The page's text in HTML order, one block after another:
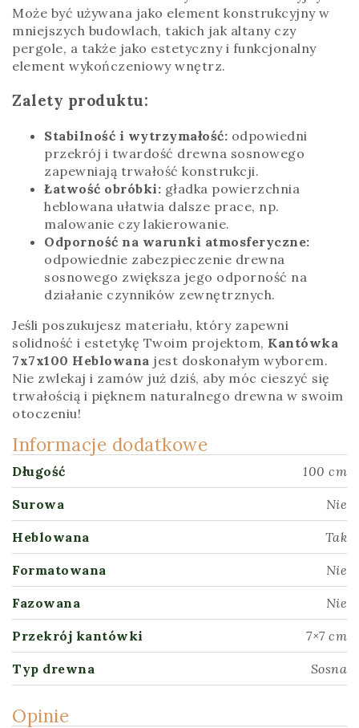
Może być używana jako element konstrukcyjny w
mniejszych budowlach, takich jak altany czy
pergole, a także jako estetyczny i funkcjonalny
element wykończeniowy wnętrz.
Zalety produktu:
Stabilność i wytrzymałość: odpowiedni
przekrój i twardość drewna sosnowego
zapewniają trwałość konstrukcji.
Łatwość obróbki: gładka powierzchnia
heblowana ułatwia dalsze prace, np.
malowanie czy lakierowanie.
Odporność na warunki atmosferyczne:
odpowiednie zabezpieczenie drewna
sosnowego zwiększa jego odporność na
działanie czynników zewnętrznych.
Jeśli poszukujesz materiału, który zapewni
solidność i estetykę Twoim projektom, Kantówka
7x7x100 Heblowana jest doskonałym wyborem.
Nie zwlekaj i zamów już dziś, aby móc cieszyć się
trwałością i pięknem naturalnego drewna w swoim
otoczeniu!
Informacje dodatkowe
Długość 100 cm
Surowa Nie
Heblowana Tak
Formatowana Nie
Fazowana Nie
Przekrój kantówki 7×7 cm
Typ drewna Sosna
Opinie